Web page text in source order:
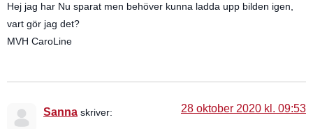
Hej jag har Nu sparat men behöver kunna ladda upp bilden igen,
vart gör jag det?
MVH CaroLine
Sanna skriver: 28 oktober 2020 kl. 09:53